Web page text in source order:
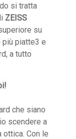
si tratta
ZEISS
su
piatte3 e
a tutto
che siano
scendere a
Con le